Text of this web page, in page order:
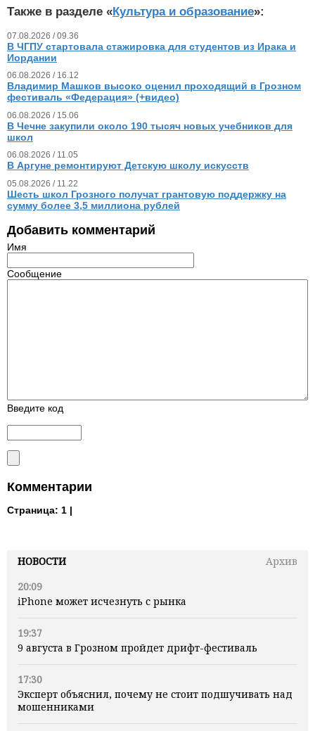
НОВОСТИ
Архив
20:09
iPhone может исчезнуть с рынка
19:37
9 августа в Грозном пройдет дрифт-фестиваль
17:30
Эксперт объяснил, почему не стоит подшучивать над
мошенниками
Также в разделе «Культура и образование»:
07.08.2026 / 09.36
В ЧГПУ стартовала стажировка для студентов из Ирака и
Иордании
06.08.2026 / 16.12
Владимир Машков высоко оценил проходящий в Грозном
фестиваль «Федерация» (+видео)
06.08.2026 / 15.06
В Чечне закупили около 190 тысяч новых учебников для
школ
06.08.2026 / 11.05
В Аргуне ремонтируют Детскую школу искусств
05.08.2026 / 11.22
Шесть школ Грозного получат грантовую поддержку на
сумму более 3,5 миллиона рублей
Добавить комментарий
Имя
Сообщение
Введите код
Комментарии
Страница: 1 |